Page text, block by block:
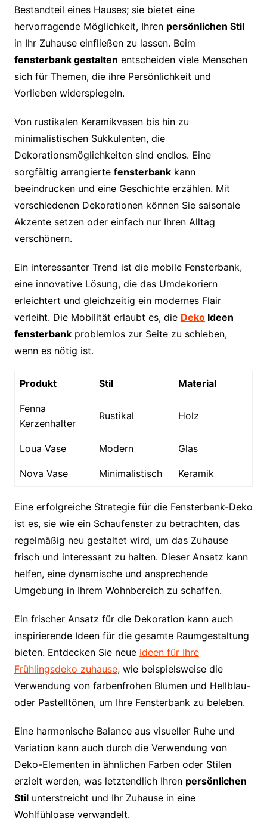
Bestandteil eines Hauses; sie bietet eine
hervorragende Möglichkeit, Ihren persönlichen Stil
in Ihr Zuhause einfließen zu lassen. Beim
fensterbank gestalten entscheiden viele Menschen
sich für Themen, die ihre Persönlichkeit und
Vorlieben widerspiegeln.
Von rustikalen Keramikvasen bis hin zu
minimalistischen Sukkulenten, die
Dekorationsmöglichkeiten sind endlos. Eine
sorgfältig arrangierte fensterbankkann
beeindrucken und eine Geschichte erzählen. Mit
verschiedenen Dekorationen können Sie saisonale
Akzente setzen oder einfach nur Ihren Alltag
verschönern.
Ein interessanter Trend ist die mobile Fensterbank,
eine innovative Lösung, die das Umdekoriern
erleichtert und gleichzeitig ein modernes Flair
verleiht. Die Mobilität erlaubt es, die DekoIdeen
fensterbankproblemlos zur Seite zu schieben,
wenn es nötig ist.
Produkt Stil Material
Fenna
Kerzenhalter
Rustikal Holz
Loua Vase Modern Glas
Nova Vase Minimalistisch Keramik
Eine erfolgreiche Strategie für die Fensterbank-Deko
ist es, sie wie ein Schaufenster zu betrachten, das
regelmäßig neu gestaltet wird, um das Zuhause
frisch und interessant zu halten. Dieser Ansatz kann
helfen, eine dynamische und ansprechende
Umgebung in Ihrem Wohnbereich zu schaffen.
Ein frischer Ansatz für die Dekoration kann auch
inspirierende Ideen für die gesamte Raumgestaltung
bieten. Entdecken Sie neue Ideen für Ihre
Frühlingsdeko zuhause, wie beispielsweise die
Verwendung von farbenfrohen Blumen und Hellblau-
oder Pastelltönen, um Ihre Fensterbank zu beleben.
Eine harmonische Balance aus visueller Ruhe und
Variation kann auch durch die Verwendung von
Deko-Elementen in ähnlichen Farben oder Stilen
erzielt werden, was letztendlich Ihren persönlichen
Stilunterstreicht und Ihr Zuhause in eine
Wohlfühloase verwandelt.